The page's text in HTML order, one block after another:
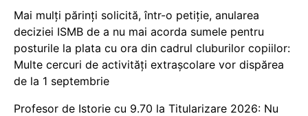
Mai mulți părinți solicită, într-o petiție, anularea
deciziei ISMB de a nu mai acorda sumele pentru
posturile la plata cu ora din cadrul cluburilor copiilor:
Multe cercuri de activități extrașcolare vor dispărea
de la 1 septembrie
Profesor de Istorie cu 9.70 la Titularizare 2026: Nu